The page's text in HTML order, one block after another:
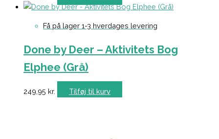
Få på lager 1-3 hverdages levering
Done by Deer – Aktivitets Bog
Elphee (Grå)
249,95 kr. Tilføj til kurv